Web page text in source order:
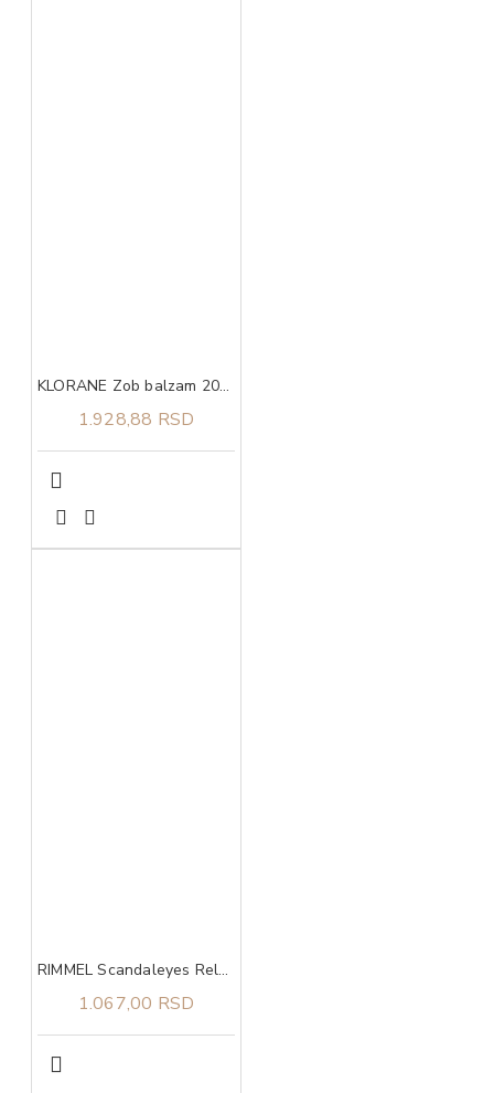
KLORANE Zob balzam 200ml
1.928,88 RSD
RIMMEL Scandaleyes Reloaded 001 Volume Maskara
1.067,00 RSD